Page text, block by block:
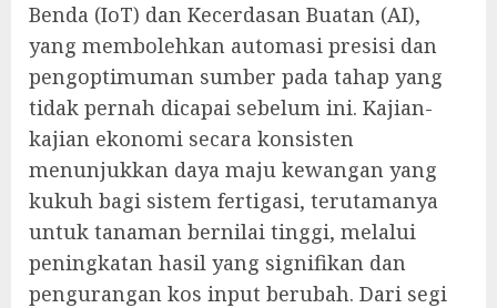
Benda (IoT) dan Kecerdasan Buatan (AI),
yang membolehkan automasi presisi dan
pengoptimuman sumber pada tahap yang
tidak pernah dicapai sebelum ini. Kajian-
kajian ekonomi secara konsisten
menunjukkan daya maju kewangan yang
kukuh bagi sistem fertigasi, terutamanya
untuk tanaman bernilai tinggi, melalui
peningkatan hasil yang signifikan dan
pengurangan kos input berubah. Dari segi